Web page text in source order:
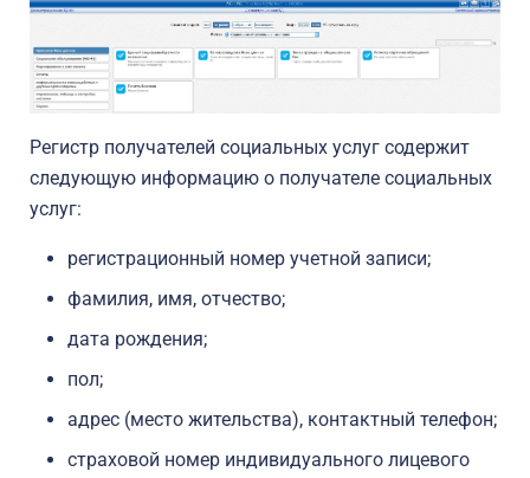
Регистр получателей социальных услуг содержит
следующую информацию о получателе социальных
услуг:
регистрационный номер учетной записи;
фамилия, имя, отчество;
дата рождения;
пол;
адрес (место жительства), контактный телефон;
страховой номер индивидуального лицевого